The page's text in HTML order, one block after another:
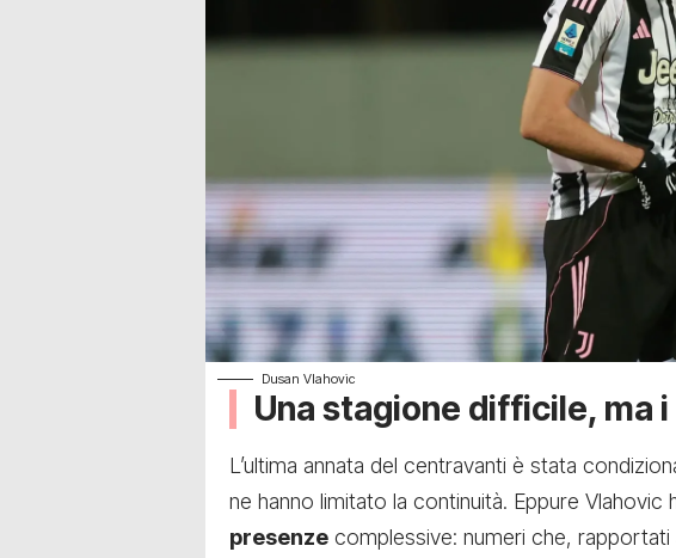
Dusan Vlahovic
Una stagione difficile, ma
L’ultima annata del centravanti è stata
ne hanno limitato la continuità. Eppure Vlahovic
presenze complessive: numeri che,